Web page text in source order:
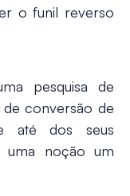
o funil reverso
pesquisa de
conversão de
até dos seus
uma noção um